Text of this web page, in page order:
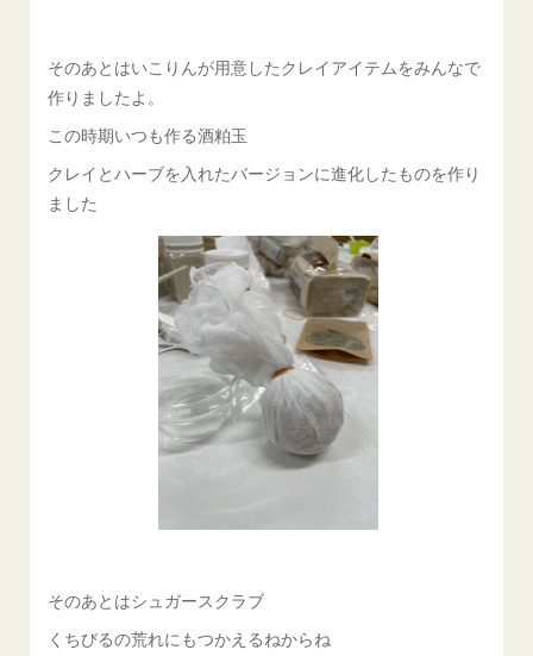
そのあとはいこりんが用意したクレイアイテムをみんなで
作りましたよ。
この時期いつも作る酒粕玉
クレイとハーブを入れたバージョンに進化したものを作り
ました
そのあとはシュガースクラブ
くちびるの荒れにもつかえるねからね